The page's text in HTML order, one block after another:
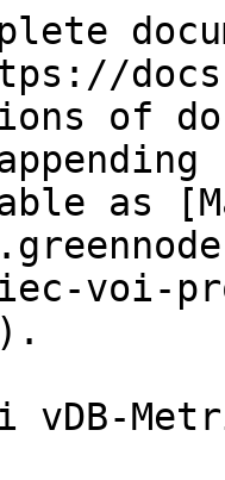
of
as
voi-
vDB-